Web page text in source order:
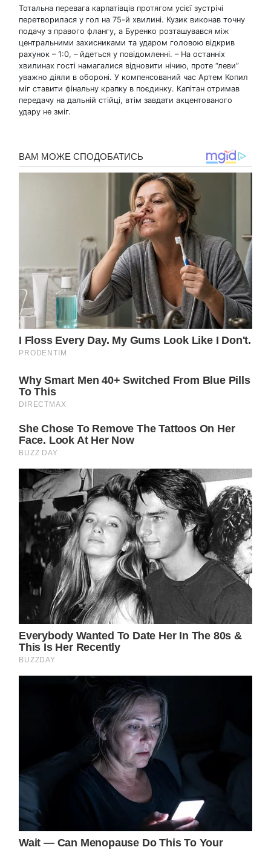
Тотальна перевага карпатівців протягом усієї зустрічі
перетворилася у гол на 75-й хвилині. Кузик виконав точну
подачу з правого флангу, а Буренко розташувався між
центральними захисниками та ударом головою відкрив
рахунок – 1:0, – йдеться у повідомленні. – На останніх
хвилинах гості намагалися відновити нічию, проте “леви”
уважно діяли в обороні. У компенсований час Артем Копил
міг ставити фінальну крапку в поєдинку. Капітан отримав
передачу на дальній стійці, втім завдати акцентованого
удару не зміг.